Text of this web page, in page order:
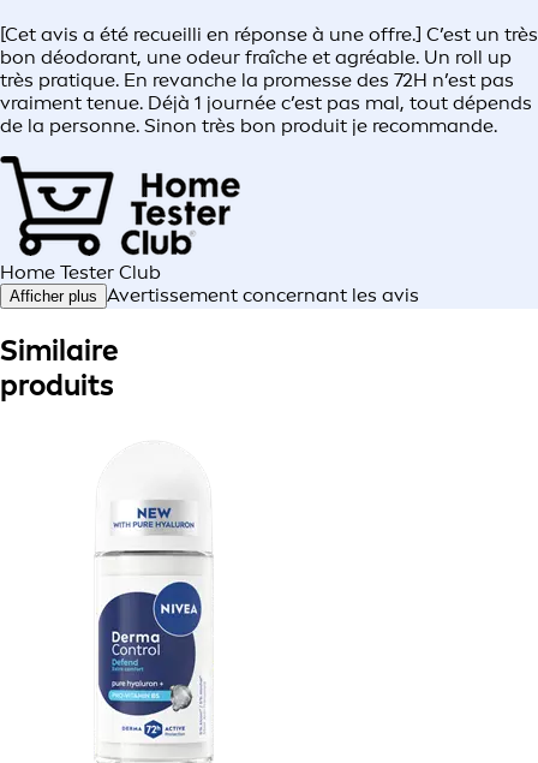
[Cet avis a été recueilli en réponse à une offre.] C’est un très
bon déodorant, une odeur fraîche et agréable. Un roll up
très pratique. En revanche la promesse des 72H n’est pas
vraiment tenue. Déjà 1 journée c’est pas mal, tout dépends
de la personne. Sinon très bon produit je recommande.
Home Tester Club
Afficher plus Avertissement concernant les avis
Similaire
produits